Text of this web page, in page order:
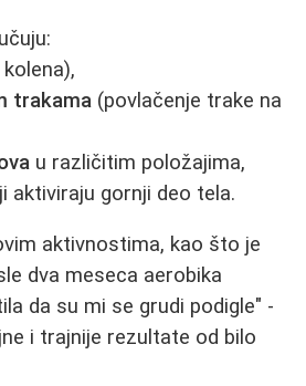
trakama (povlačenje trake na
u različitim položajima,
aktiviraju gornji deo tela.
aktivnostima, kao što je
dva meseca aerobika
da su mi se grudi podigle" -
i trajnije rezultate od bilo